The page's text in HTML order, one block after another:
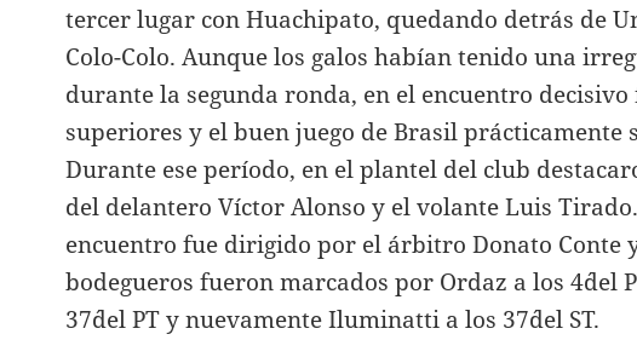
tercer lugar con Huachipato, quedando detrás de
Colo-Colo. Aunque los galos habían tenido una
durante la segunda ronda, en el encuentro
superiores y el buen juego de Brasil prácticamente
Durante ese período, en el plantel del club
del delantero Víctor Alonso y el volante Luis
encuentro fue dirigido por el árbitro Donato Conte
bodegueros fueron marcados por Ordaz a los 4´del
37´del PT y nuevamente Iluminatti a los 37´del ST.